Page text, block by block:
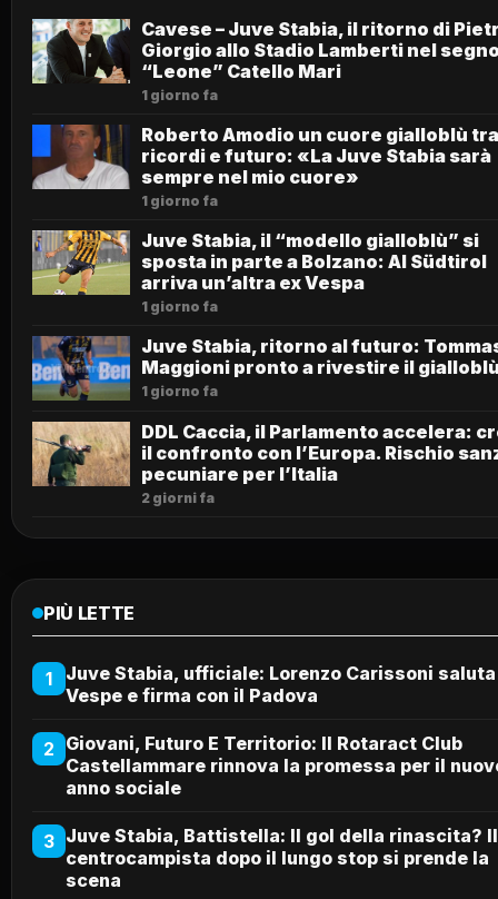
Cavese – Juve Stabia, il ritorno di
Giorgio allo Stadio Lamberti nel
“Leone” Catello Mari
1 giorno fa
Roberto Amodio un cuore gialloblù tra
ricordi e futuro: «La Juve Stabia sarà
sempre nel mio cuore»
1 giorno fa
Juve Stabia, il “modello gialloblù” si
sposta in parte a Bolzano: Al Südtirol
arriva un’altra ex Vespa
1 giorno fa
Juve Stabia, ritorno al futuro:
Maggioni pronto a rivestire il
1 giorno fa
DDL Caccia, il Parlamento accelera:
il confronto con l’Europa. Rischio
pecuniare per l’Italia
2 giorni fa
PIÙ LETTE
1
Juve Stabia, ufficiale: Lorenzo Carissoni
Vespe e firma con il Padova
2 Giovani, Futuro E Territorio: Il Rotaract Club
Castellammare rinnova la promessa per il
anno sociale
3 Juve Stabia, Battistella: Il gol della rinascita? Il
centrocampista dopo il lungo stop si prende la
scena